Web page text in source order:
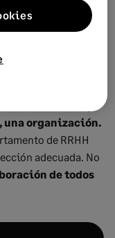
que valorar
su grado de
del
materiales y
una organización.
de RRHH
adecuada. No
de todos